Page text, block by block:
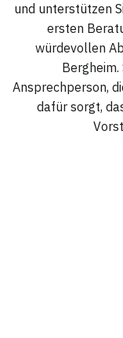
und unterstützen
ersten
würdevollen
Ansprechperson,
dafür sorgt,